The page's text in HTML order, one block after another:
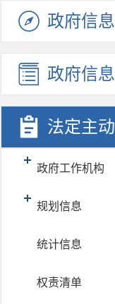
政府信息
政府信息
法定主动
政府工作机构
规划信息
统计信息
权责清单